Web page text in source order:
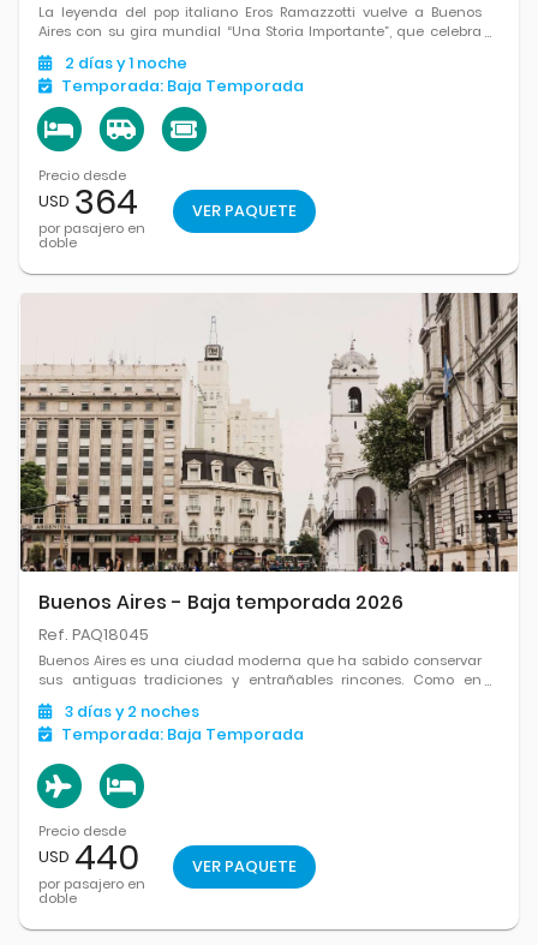
La leyenda del pop italiano Eros Ramazzotti vuelve a Buenos
Aires con su gira mundial “Una Storia Importante”, que celebra
los 40 años de su clásico y lo llevará por más de 30 países.
2 díasy 1 noche
Temporada: Baja Temporada
Precio desde
USD 364
por pasajero en
doble
VER PAQUETE
Buenos Aires - Baja temporada 2026
Ref. PAQ18045
Buenos Aires es una ciudad moderna que ha sabido conservar
sus antiguas tradiciones y entrañables rincones. Como en
tangos de Gardel, es una ciudad apasionada y apasionante,
un destino alegre y colorido, donde siempre hay que ver, hacer
o saborear.
3 díasy 2 noches
Temporada: Baja Temporada
Precio desde
USD 440
por pasajero en
doble
VER PAQUETE